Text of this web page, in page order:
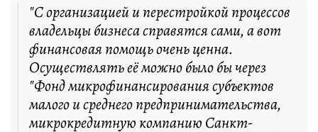
"С организацией и перестройкой процессов
владельцы бизнеса справятся сами, а вот
финансовая помощь очень ценна.
Осуществлять её можно было бы через
"Фонд микрофинансирования субъектов
малого и среднего предпринимательства,
микрокредитную компанию Санкт-